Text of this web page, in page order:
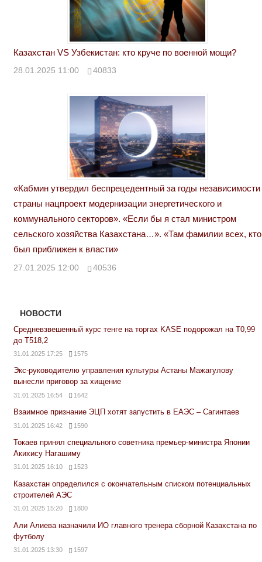
Казахстан VS Узбекистан: кто круче по военной мощи?
28.01.2025 11:00 40833
«Кабмин утвердил беспрецедентный за годы независимости
страны нацпроект модернизации энергетического и
коммунального секторов». «Если бы я стал министром
сельского хозяйства Казахстана…». «Там фамилии всех, кто
был приближен к власти»
27.01.2025 12:00 40536
НОВОСТИ
Средневзвешенный курс тенге на торгах KASE подорожал на Т0,99
до Т518,2
31.01.2025 17:25 1575
Экс-руководителю управления культуры Астаны Мажагулову
вынесли приговор за хищение
31.01.2025 16:54 1642
Взаимное признание ЭЦП хотят запустить в ЕАЭС – Сагинтаев
31.01.2025 16:42 1590
Токаев принял специального советника премьер-министра Японии
Акихису Нагашиму
31.01.2025 16:10 1523
Казахстан определился с окончательным списком потенциальных
строителей АЭС
31.01.2025 15:20 1800
Али Алиева назначили ИО главного тренера сборной Казахстана по
футболу
31.01.2025 13:30 1597